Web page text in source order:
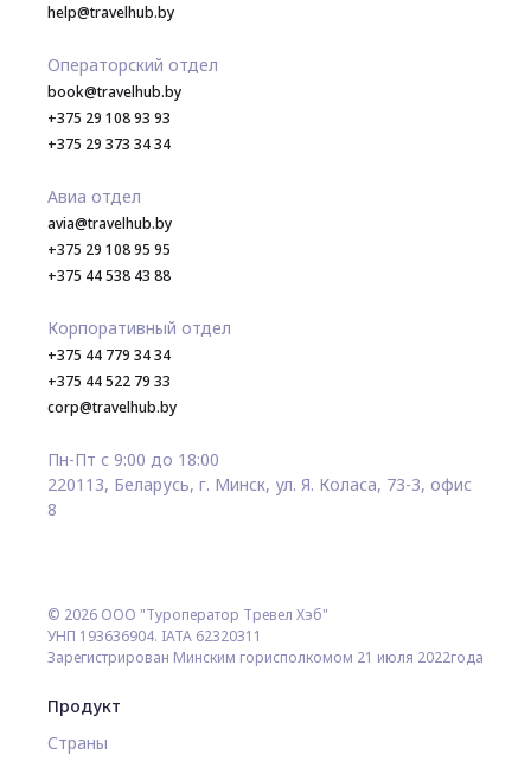
help@travelhub.by
Операторский отдел
book@travelhub.by
+375 29 108 93 93
+375 29 373 34 34
Авиа отдел
avia@travelhub.by
+375 29 108 95 95
+375 44 538 43 88
Корпоративный отдел
+375 44 779 34 34
+375 44 522 79 33
corp@travelhub.by
Пн-Пт с 9:00 до 18:00
220113, Беларусь, г. Минск, ул. Я. Коласа, 73-3, офис
8
© 2026 ООО "Туроператор Тревел Хэб"
УНП 193636904. IATA 62320311
Зарегистрирован Минским горисполкомом 21 июля 2022года
Продукт
Страны